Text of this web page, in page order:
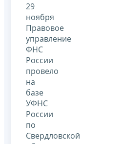
29
ноября
Правовое
управление
ФНС
России
провело
на
базе
УФНС
России
по
Свердловской